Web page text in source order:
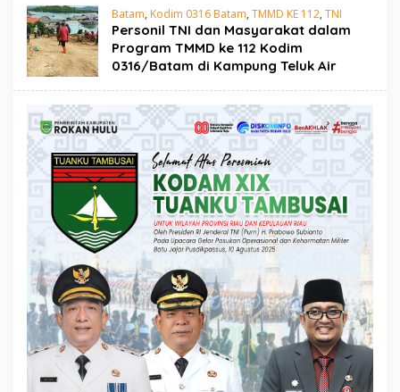
Batam, Kodim 0316 Batam, TMMD KE 112, TNI
Personil TNI dan Masyarakat dalam
Program TMMD ke 112 Kodim
0316/Batam di Kampung Teluk Air